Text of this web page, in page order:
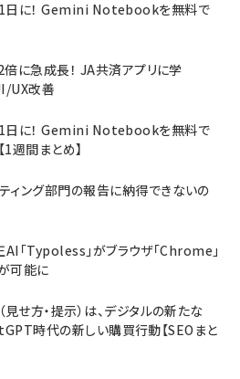
日に！ Gemini Notebookを無料で
に急成長！ JA共済アプリに学
UX改善
日に！ Gemini Notebookを無料で
週間まとめ】
ィング部門の報告に納得できないの
「Typoless」がブラウザ「Chrome」
可能に
せ方・提示）は、デジタルの新たな
時代の新しい購買行動【SEOまと